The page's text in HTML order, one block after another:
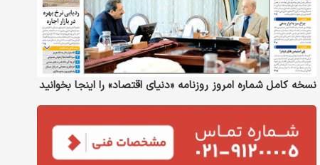
نسخه کامل شماره امروز روزنامه «دنیای‌ اقتصاد» را اینجا بخوانید